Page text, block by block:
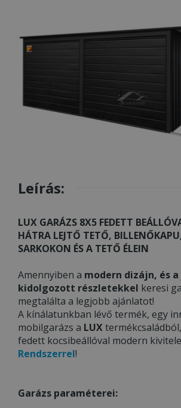
Leírás:
LUX GARÁZS 8X5 FEDETT
HÁTRA LEJTŐ TETŐ,
SARKOKON ÉS A TETŐ ÉLEIN
Amennyiben a modern dizájn, és
kidolgozott részletekkel keresi
megtalálta a legjobb ajánlatot!
A kínálatunkban lévő termék, egy
mobilgarázs a LUX
fedett kocsibeállóval modern
Rendszerrel!
Garázs paraméterei: